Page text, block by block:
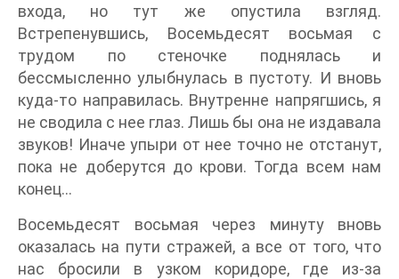
входа, но тут же опустила взгляд.
Встрепенувшись, Восемьдесят восьмая с
трудом по стеночке поднялась и
бессмысленно улыбнулась в пустоту. И вновь
куда-то направилась. Внутренне напрягшись, я
не сводила с нее глаз. Лишь бы она не издавала
звуков! Иначе упыри от нее точно не отстанут,
пока не доберутся до крови. Тогда всем нам
конец…
Восемьдесят восьмая через минуту вновь
оказалась на пути стражей, а все от того, что
нас бросили в узком коридоре, где из-за